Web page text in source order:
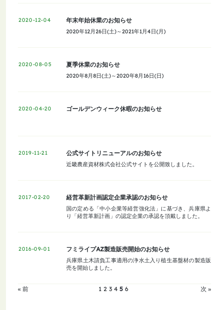
2020-12-04 年末年始休業のお知らせ
2020年12月26日(土)～2021年1月4日(月)
2020-08-05 夏季休業のお知らせ
2020年8月8日(土)～2020年8月16日(日)
2020-04-20 ゴールデンウィーク休暇のお知らせ
2019-11-21 公式サイトリニューアルのお知らせ
近畿農産資材株式会社公式サイトを公開致しました。
2017-02-20 経営革新計画認定企業承認のお知らせ
国の定める「中小企業等経営強化法」に基づき、兵庫県よ
り「経営革新計画」の認定企業の承認を頂戴しました。
2016-09-01 フミライプAZ製造販売開始のお知らせ
兵庫県土木請負工事適用の浄水土入り植生基盤材の製造販
売を開始しました。
« 前 1 2 3 4 5 6 次 »